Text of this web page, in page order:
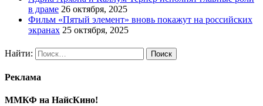
в драме 26 октября, 2025
Фильм «Пятый элемент» вновь покажут на российских
экранах 25 октября, 2025
Найти:
Реклама
ММКФ на НайсКино!